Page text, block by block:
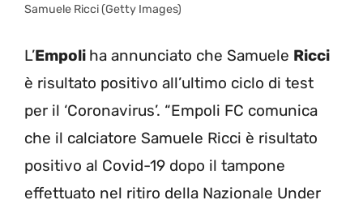
Samuele Ricci (Getty Images)
L’Empoli ha annunciato che Samuele Ricci
è risultato positivo all’ultimo ciclo di test
per il ‘Coronavirus’. “Empoli FC comunica
che il calciatore Samuele Ricci è risultato
positivo al Covid-19 dopo il tampone
effettuato nel ritiro della Nazionale Under